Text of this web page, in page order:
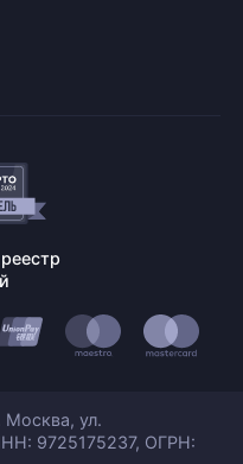
Москва, ул.
9725175237, ОГРН: